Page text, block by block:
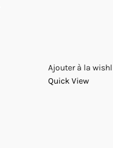
Ajouter à la
Quick View